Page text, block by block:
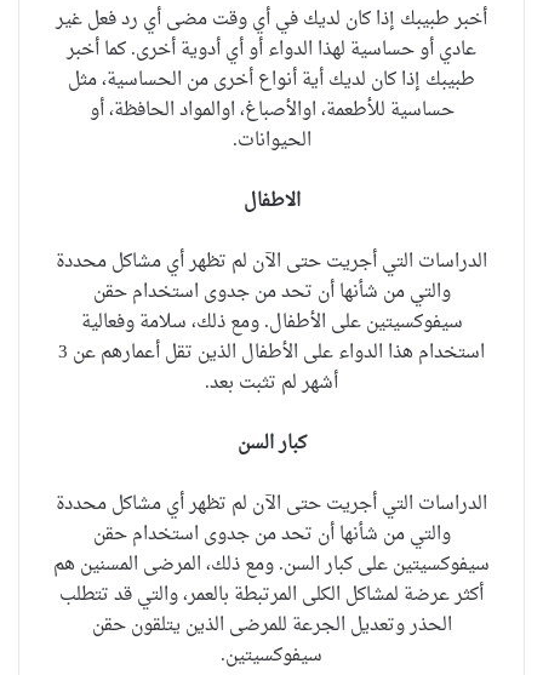
أخبر طبيبك إذا كان لديك في أي وقت مضى أي رد فعل غير
عادي أو حساسية لهذا الدواء أو أي أدوية أخرى.كما أخبر
طبيبك إذا كان لديك أية أنواع أخرى من الحساسية، مثل
حساسية للأطعمة، اوالأصباغ، اوالمواد الحافظة، أو
الحيوانات.
الاطفال
الدراسات التي أجريت حتى الآن لم تظهر أي مشاكل محددة
والتي من شأنها أن تحد من جدوى استخدام حقن
سيفوكسيتين على الأطفال.ومع ذلك، سلامة وفعالية
استخدام هذا الدواء على الأطفال الذين تقل أعمارهم عن 3
أشهر لم تثبت بعد.
كبار السن
الدراسات التي أجريت حتى الآن لم تظهر أي مشاكل محددة
والتي من شأنها أن تحد من جدوى استخدام حقن
سيفوكسيتين على كبار السن.ومع ذلك، المرضى المسنين هم
أكثر عرضة لمشاكل الكلى المرتبطة بالعمر، والتي قد تتطلب
الحذر وتعديل الجرعة للمرضى الذين يتلقون حقن
سيفوكسيتين.